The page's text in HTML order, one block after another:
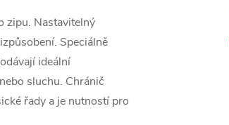
zipu. Nastavitelný
Speciálně
ideální
sluchu. Chránič
řady a je nutností pro